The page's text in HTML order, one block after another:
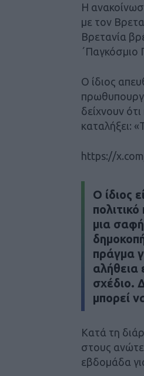
Η
με τον
Βρετανία
΄Παγκόσμιο
Ο ίδιος
δείχνουν
καταλήξει:
https://
Ο ίδιος
μια
πράγμα
αλήθεια
σχέδιο.
μπορεί
Κατά τη
στους
εβδομάδα